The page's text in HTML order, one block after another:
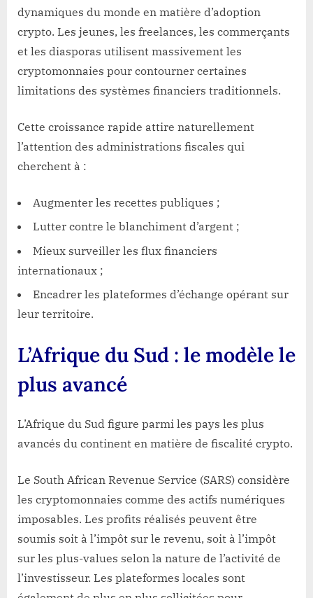
dynamiques du monde en matière d’adoption
crypto. Les jeunes, les freelances, les commerçants
et les diasporas utilisent massivement les
cryptomonnaies pour contourner certaines
limitations des systèmes financiers traditionnels.
Cette croissance rapide attire naturellement
l’attention des administrations fiscales qui
cherchent à :
Augmenter les recettes publiques ;
Lutter contre le blanchiment d’argent ;
Mieux surveiller les flux financiers
internationaux ;
Encadrer les plateformes d’échange opérant sur
leur territoire.
L’Afrique du Sud : le modèle le
plus avancé
L’Afrique du Sud figure parmi les pays les plus
avancés du continent en matière de fiscalité crypto.
Le South African Revenue Service (SARS) considère
les cryptomonnaies comme des actifs numériques
imposables. Les profits réalisés peuvent être
soumis soit à l’impôt sur le revenu, soit à l’impôt
sur les plus-values selon la nature de l’activité de
l’investisseur. Les plateformes locales sont